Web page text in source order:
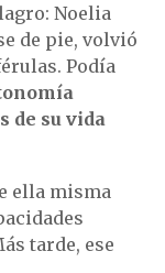
Noelia
de pie, volvió
Podía
de su vida
ella misma
tarde, ese